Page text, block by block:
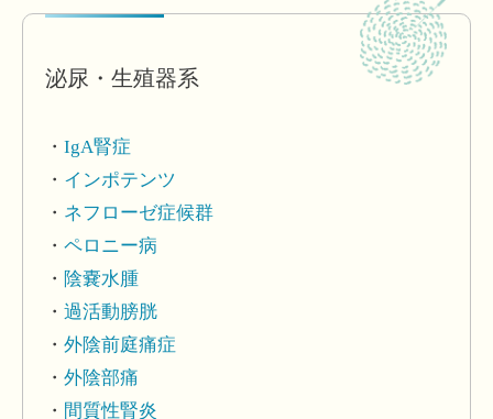
泌尿・生殖器系
IgA腎症
インポテンツ
ネフローゼ症候群
ペロニー病
陰嚢水腫
過活動膀胱
外陰前庭痛症
外陰部痛
間質性腎炎